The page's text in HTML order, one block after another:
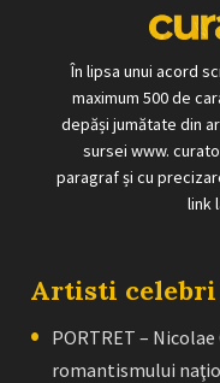
În lipsa unui acord
maximum 500 de
depăși jumătate din
sursei www.
paragraf și cu
link
Artisti celebri
PORTRET –
romantismului